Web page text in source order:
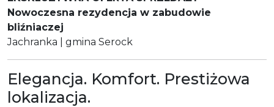
Nowoczesna rezydencja w zabudowie
bliźniaczej
Jachranka | gmina Serock
Elegancja. Komfort. Prestiżowa
lokalizacja.